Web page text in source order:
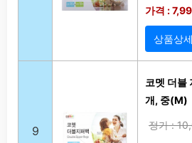
가격 :
상품상
9
코멧 더블
개, 중(M)
정가 :